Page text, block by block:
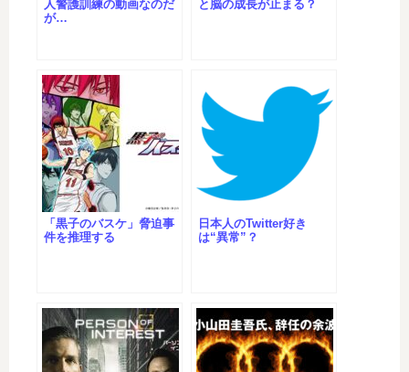
人警護訓練の動画なのだ
が…
と脳の成長が止まる？
「黒子のバスケ」脅迫事
件を推理する
日本人のTwitter好き
は“異常”？